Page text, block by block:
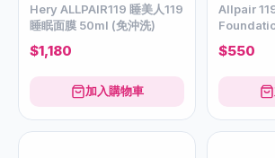
Hery ALLPAIR119 睡美人119
睡眠面膜 50ml (免沖洗)
$1,180
加入購物車
Allpair
$550